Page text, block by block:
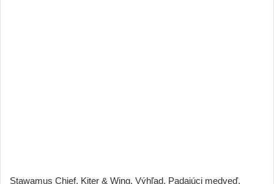
Stawamus Chief, Kiter & Wing, Výhľad, Padajúci medveď,